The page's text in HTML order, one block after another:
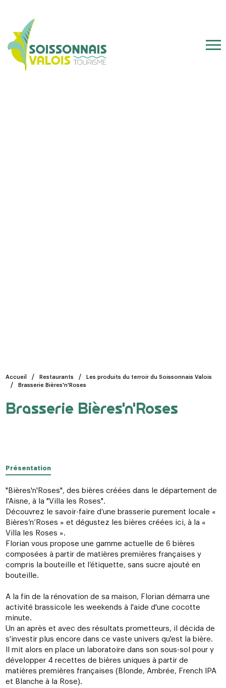
Accueil Restaurants
Les produits du terroir du Soissonnais Valois
Brasserie Bières'n'Roses
Brasserie Bières'n'Roses
Présentation
"Bières'n'Roses", des bières créées dans le département de
l'Aisne, à la "Villa les Roses".
Découvrez le savoir-faire d’une brasserie purement locale «
Bières’n’Roses » et dégustez les bières créées ici, à la «
Villa les Roses ».
Florian vous propose une gamme actuelle de 6 bières
composées à partir de matières premières françaises y
compris la bouteille et l’étiquette, sans sucre ajouté en
bouteille.
A la fin de la rénovation de sa maison, Florian démarra une
activité brassicole les weekends à l'aide d'une cocotte
minute.
Un an après et avec des résultats prometteurs, il décida de
s'investir plus encore dans ce vaste univers qu'est la bière.
Il mit alors en place un laboratoire dans son sous-sol pour y
développer 4 recettes de bières uniques à partir de
matières premières françaises (Blonde, Ambrée, French IPA
et Blanche à la Rose).